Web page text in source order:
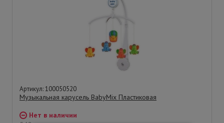
Артикул: 100050520
Музыкальная карусель BabyMix Пластиковая
Нет в наличии